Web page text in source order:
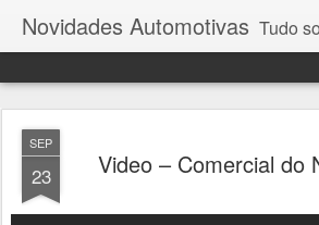
Novidades Automotivas Tudo
SEP
23 Video – Comercial do